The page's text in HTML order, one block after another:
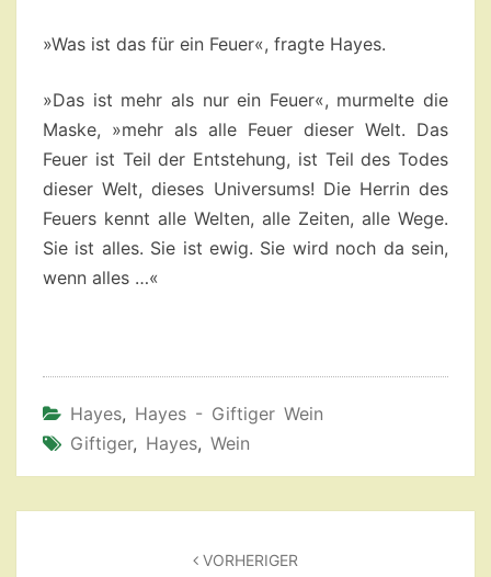
»Was ist das für ein Feuer«, fragte Hayes.
»Das ist mehr als nur ein Feuer«, murmelte die
Maske, »mehr als alle Feuer dieser Welt. Das
Feuer ist Teil der Entstehung, ist Teil des Todes
dieser Welt, dieses Universums! Die Herrin des
Feuers kennt alle Welten, alle Zeiten, alle Wege.
Sie ist alles. Sie ist ewig. Sie wird noch da sein,
wenn alles …«
Hayes, Hayes - Giftiger Wein
Giftiger, Hayes, Wein
VORHERIGER